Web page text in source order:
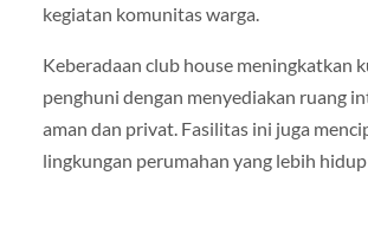
kegiatan komunitas warga.
Keberadaan club house meningkatkan
penghuni dengan menyediakan ruang
aman dan privat. Fasilitas ini juga
lingkungan perumahan yang lebih